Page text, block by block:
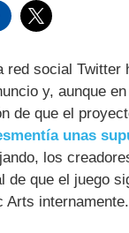
red social
y, aunque
de que el
unas
los
de que el juego
Arts internamente.